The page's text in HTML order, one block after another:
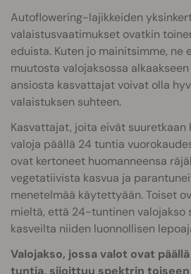
Autoflowering-lajikkeiden
valaistusvaatimukset ovatkin
eduista. Kuten jo mainitsimme, ne
muutosta valojaksossa alkaakseen
ansiosta kasvattajat voivat olla
valaistuksen suhteen.
Kasvattajat, joita eivät
valoja päällä 24 tuntia
ovat kertoneet huomanneensa
vegetatiivista kasvua ja
menetelmää käytettyään. Toiset
mieltä, että 24-tuntinen valojakso
kasveilta niiden luonnollisen
Valojakso, jossa valot ovat
tuntia, sijoittuu spektrin toiseen